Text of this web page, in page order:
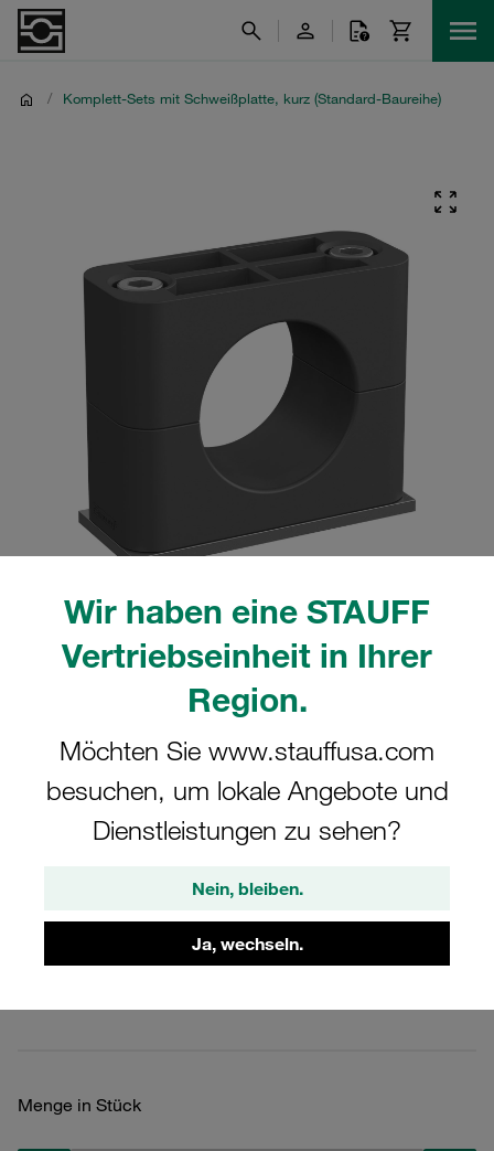
Wir haben eine STAUFF
Vertriebseinheit in Ihrer
Region.
Möchten Sie www.stauffusa.com
besuchen, um lokale Angebote und
Dienstleistungen zu sehen?
Nein, bleiben.
Ja, wechseln.
/ Komplett-Sets mit Schweißplatte, kurz (Standard-Baureihe)
tatsächlichen Produkt abweichen.
Komplettschelle Standard-Baureihe Gr.
4 Ø28mm Polyamid W10 glatt, ohne
Vorspannung Anschweißpl., kurz IS-
Schraube
SP-428-PA-H-IS-M-W10
STAUFF Materialnr. 1110000670
Menge in Stück